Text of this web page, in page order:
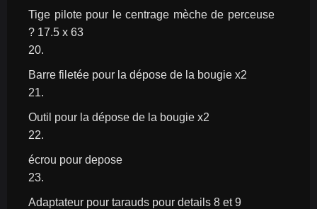
Tige pilote pour le centrage mèche de perceuse
? 17.5 x 63
20.
Barre filetée pour la dépose de la bougie x2
21.
Outil pour la dépose de la bougie x2
22.
écrou pour depose
23.
Adaptateur pour tarauds pour details 8 et 9